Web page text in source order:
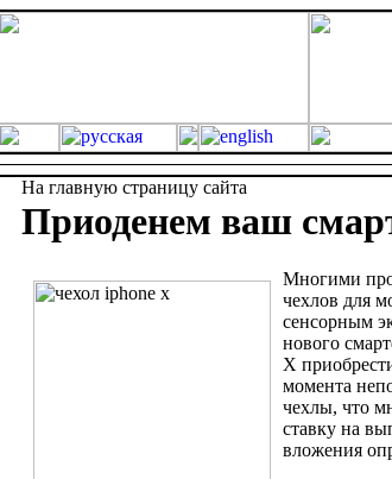
На главную страницу сайта
Приоденем ваш
Многими
чехлов для
сенсорным
нового
Х
момента
чехлы, что
ставку на
вложения